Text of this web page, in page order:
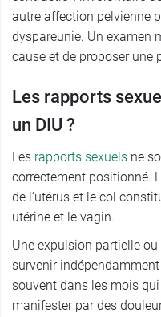
autre affection pelvienne
dyspareunie. Un examen
cause et de proposer une
Les rapports
un DIU ?
Les rapports sexuels ne
correctement positionné.
de l’utérus et le col
utérine et le vagin.
Une expulsion partielle
survenir
souvent dans les mois
manifester par des